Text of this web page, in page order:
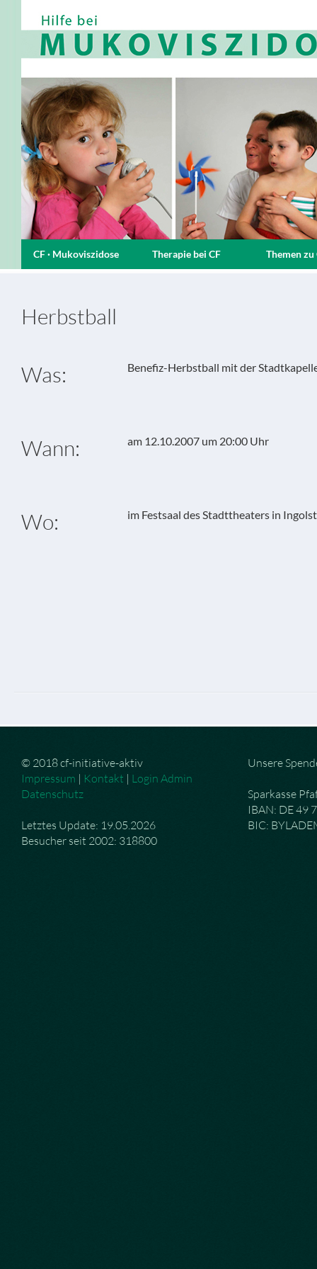
CF · Mukoviszidose Therapie bei CF Themen zu
Herbstball
Was: Benefiz-Herbstball mit der
Wann: am 12.10.2007 um 20:00 Uhr
Wo: im Festsaal des Stadttheaters in
© 2018 cf-initiative-aktiv
Impressum | Kontakt | Login Admin
Datenschutz
Letztes Update: 19.05.2026
Besucher seit 2002: 318800
Unsere
Sparkasse
IBAN: DE 49
BIC: